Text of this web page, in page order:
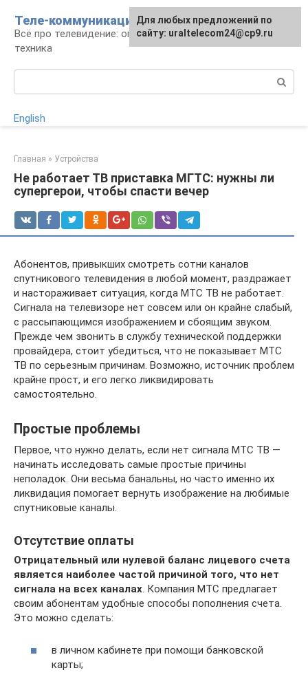
контенту
Теле-коммуникации
Всё про телевидение: операторы, технологии,
техника
English
Главная » Устройства
Не работает ТВ приставка МГТС: нужны ли
супергерои, чтобы спасти вечер
Абонентов, привыкших смотреть сотни каналов
спутникового телевидения в любой момент, раздражает
и настораживает ситуация, когда МТС ТВ не работает.
Сигнала на телевизоре нет совсем или он крайне слабый,
с рассыпающимся изображением и сбоящим звуком.
Прежде чем звонить в службу технической поддержки
провайдера, стоит убедиться, что не показывает МТС
ТВ по серьезным причинам. Возможно, источник проблем
крайне прост, и его легко ликвидировать
самостоятельно.
Простые проблемы
Первое, что нужно делать, если нет сигнала МТС ТВ —
начинать исследовать самые простые причины
неполадок. Они весьма банальны, но часто именно их
ликвидация помогает вернуть изображение на любимые
спутниковые каналы.
Отсутствие оплаты
Отрицательный или нулевой баланс лицевого счета
является наиболее частой причиной того, что нет
сигнала на всех каналах. Компания МТС предлагает
своим абонентам удобные способы пополнения счета.
Это можно сделать:
в личном кабинете при помощи банковской
карты;
Для любых предложений по
сайту: uraltelecom24@cp9.ru